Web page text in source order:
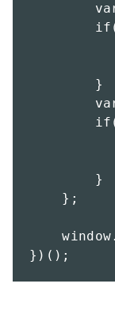
        }
        }
    };
})();